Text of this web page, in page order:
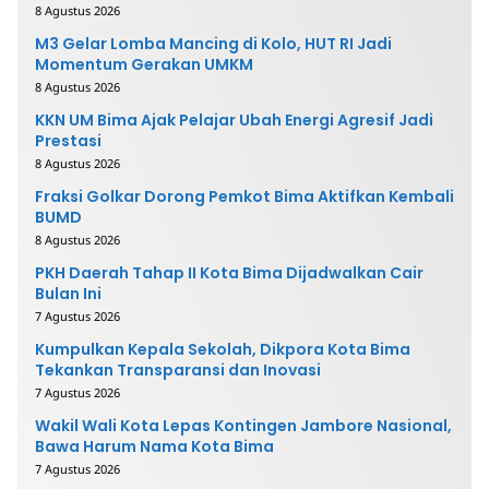
8 Agustus 2026
M3 Gelar Lomba Mancing di Kolo, HUT RI Jadi
Momentum Gerakan UMKM
8 Agustus 2026
KKN UM Bima Ajak Pelajar Ubah Energi Agresif Jadi
Prestasi
8 Agustus 2026
Fraksi Golkar Dorong Pemkot Bima Aktifkan Kembali
BUMD
8 Agustus 2026
PKH Daerah Tahap II Kota Bima Dijadwalkan Cair
Bulan Ini
7 Agustus 2026
Kumpulkan Kepala Sekolah, Dikpora Kota Bima
Tekankan Transparansi dan Inovasi
7 Agustus 2026
Wakil Wali Kota Lepas Kontingen Jambore Nasional,
Bawa Harum Nama Kota Bima
7 Agustus 2026